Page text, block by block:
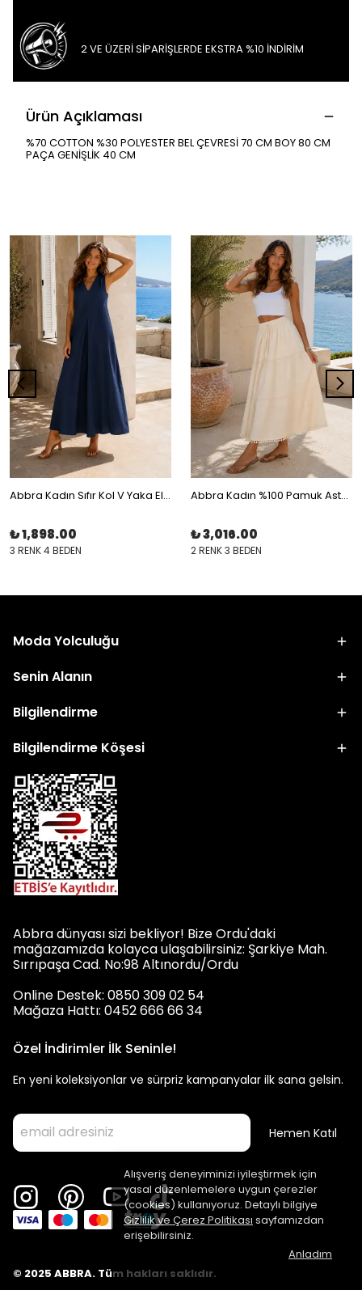
Alışveriş deneyiminizi iyileştirmek için
yasal düzenlemelere uygun çerezler
(cookies) kullanıyoruz. Detaylı bilgiye
Gizlilik ve Çerez Politikası sayfamızdan
erişebilirsiniz.
Anladım
2 VE ÜZERİ SİPARİŞLERDE EKSTRA %10 İNDİRİM
Ürün Açıklaması
%70 COTTON %30 POLYESTER BEL ÇEVRESİ 70 CM BOY 80 CM
PAÇA GENİŞLİK 40 CM
Abbra Kadın Sıfır Kol V Yaka Elbise
₺ 1,898.00
3 RENK 4 BEDEN
Abbra Kadın %100 Pamuk Astarlı Beli Bağcıklı Lastikli Taneli Etek
₺ 3,016.00
2 RENK 3 BEDEN
Moda Yolculuğu
Senin Alanın
Bilgilendirme
Bilgilendirme Köşesi
Abbra dünyası sizi bekliyor! Bize Ordu'daki
mağazamızda kolayca ulaşabilirsiniz: Şarkiye Mah.
Sırrıpaşa Cad. No:98 Altınordu/Ordu
Online Destek: 0850 309 02 54
Mağaza Hattı: 0452 666 66 34
Özel İndirimler İlk Seninle!
En yeni koleksiyonlar ve sürpriz kampanyalar ilk sana gelsin.
Hemen Katıl
© 2025 ABBRA. Tüm hakları saklıdır.